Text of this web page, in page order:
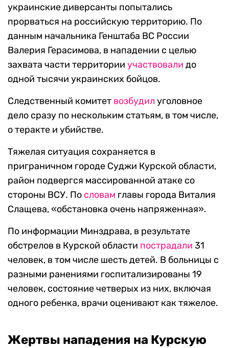
украинские диверсанты попытались
прорваться на российскую территорию. По
данным начальника Генштаба ВС России
Валерия Герасимова, в нападении с целью
захвата части территории участвовали до
одной тысячи украинских бойцов.
Следственный комитет возбудил уголовное
дело сразу по нескольким статьям, в том числе,
о теракте и убийстве.
Тяжелая ситуация сохраняется в
приграничном городе Суджи Курской области,
район подвергся массированной атаке со
стороны ВСУ. По словам главы города Виталия
Слащева, «обстановка очень напряженная».
По информации Минздрава, в результате
обстрелов в Курской области пострадали 31
человек, в том числе шесть детей. В больницы с
разными ранениями госпитализированы 19
человек, состояние четверых из них, включая
одного ребенка, врачи оценивают как тяжелое.
Жертвы нападения на Курскую